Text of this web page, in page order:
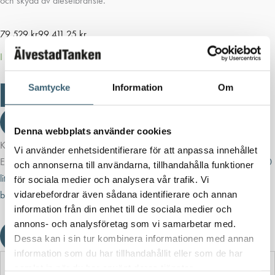
Samtycke Information Om
Denna webbplats använder cookies
Vi använder enhetsidentifierare för att anpassa innehållet
och annonserna till användarna, tillhandahålla funktioner
för sociala medier och analysera vår trafik. Vi
vidarebefordrar även sådana identifierare och annan
information från din enhet till de sociala medier och
annons- och analysföretag som vi samarbetar med.
Dessa kan i sin tur kombinera informationen med annan
information som du har tillhandahållit eller som de har
79 529 kr99 411,25 kr
I lager
Dieseltank
liter
med
B.Smart
dieselpump
mängd
+
Kategorier:Dieseltankar & utrustning
Dieseltankar 1200-9000 liter
Etiketter:Älvestad-Tanken AB,Bränsletank,Dieseltank, dieseltank 3000
liter ,dieseltank 3500 liter,Fuelmaster,Fueltank,HVO,kingspan
bränsletank,kingspan dieseltank,RME
Ladda ner produktblad